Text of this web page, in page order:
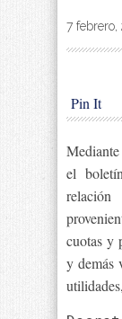
By|
7 febrero,
Pin It
el
cuotas y
y demás